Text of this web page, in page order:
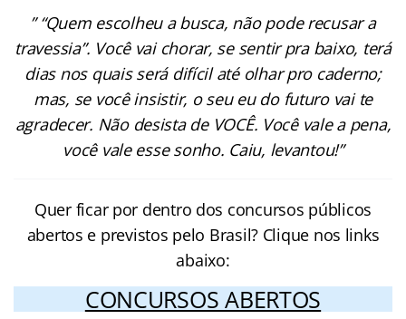
” “Quem escolheu a busca, não pode recusar a
travessia”. Você vai chorar, se sentir pra baixo, terá
dias nos quais será difícil atéolhar pro caderno;
mas, se você insistir, o seu eu do futuro vai te
agradecer. Não desista de VOCÊ. Você vale a pena,
você vale esse sonho. Caiu, levantou!”
Quer ficar por dentro dos concursos públicos
abertos e previstos pelo Brasil? Clique nos links
abaixo:
CONCURSOS ABERTOS